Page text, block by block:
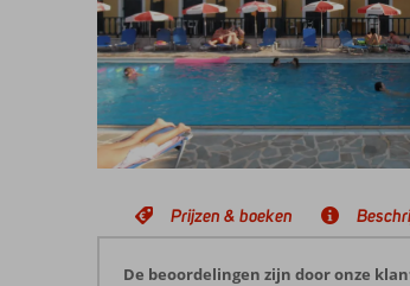
Prijzen & boeken
De beoordelingen zijn door onze